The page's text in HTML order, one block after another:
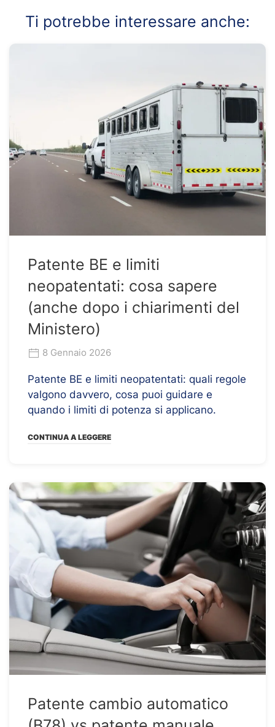
Ti potrebbe interessare anche:
Patente BE e limiti
neopatentati: cosa sapere
(anche dopo i chiarimenti del
Ministero)
8 Gennaio 2026
Patente BE e limiti neopatentati: quali regole
valgono davvero, cosa puoi guidare e
quando i limiti di potenza si applicano.
CONTINUA A LEGGERE
Patente cambio automatico